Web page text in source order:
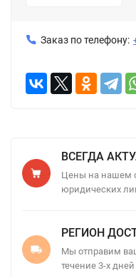
Заказ по телефону:
ВСЕГДА
Цены на нашем
юридических
РЕГИОН
Мы отправим
течение 3-х дней